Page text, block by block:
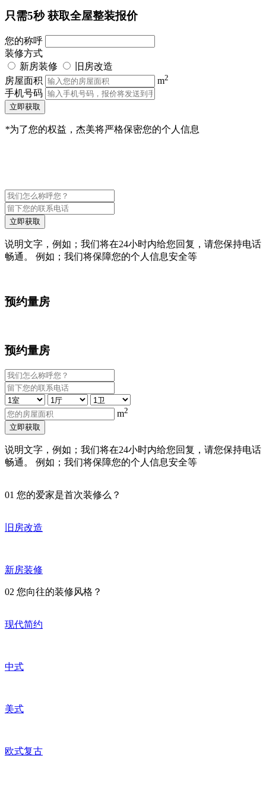
只需5秒获取全屋整装报价
您的称呼
装修方式
新房装修
旧房改造
房屋面积
m2
手机号码
立即获取
*为了您的权益，杰美将严格保密您的个人信息
立即获取
说明文字，例如；我们将在24小时内给您回复，请您保持电话
畅通。 例如；我们将保障您的个人信息安全等
预约量房
预约量房
m2
立即获取
说明文字，例如；我们将在24小时内给您回复，请您保持电话
畅通。 例如；我们将保障您的个人信息安全等
01 您的爱家是首次装修么？
旧房改造
新房装修
02 您向往的装修风格？
现代简约
中式
美式
欧式复古